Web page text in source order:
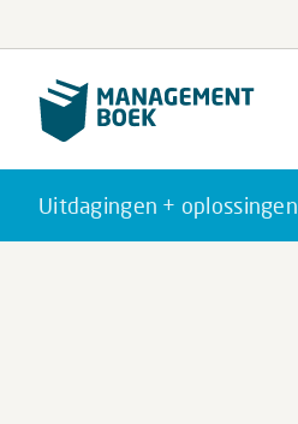
Uitdagingen + oplossingen